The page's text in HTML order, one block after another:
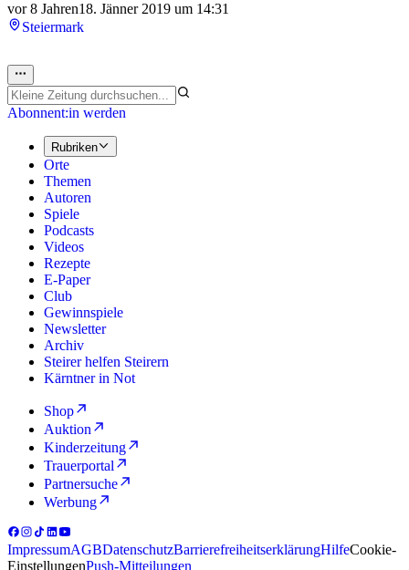
vor 8 Jahren18. Jänner 2019 um 14:31
Steiermark
Abonnent:in werden
Rubriken
Orte
Themen
Autoren
Spiele
Podcasts
Videos
Rezepte
E-Paper
Club
Gewinnspiele
Newsletter
Archiv
Steirer helfen Steirern
Kärntner in Not
Shop
Auktion
Kinderzeitung
Trauerportal
Partnersuche
Werbung
ImpressumAGBDatenschutzBarrierefreiheitserklärungHilfeCookie-
EinstellungenPush-Mitteilungen